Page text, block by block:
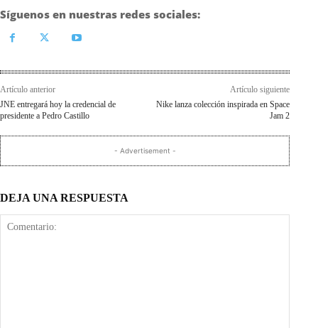
Síguenos en nuestras redes sociales:
Artículo anterior
JNE entregará hoy la credencial de
presidente a Pedro Castillo
Artículo siguiente
Nike lanza colección inspirada en Space
Jam 2
- Advertisement -
DEJA UNA RESPUESTA